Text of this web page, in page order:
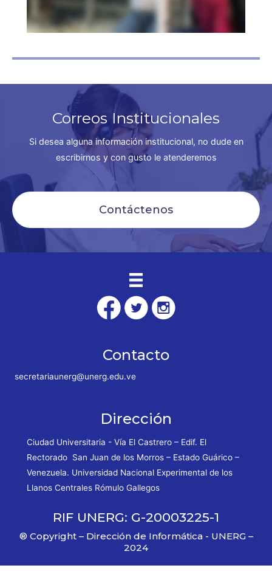
Correos Institucionales
Si desea alguna información institucional, no dude en
escribirnos y con gusto le atenderemos
Contáctenos
Contacto
secretariaunerg@unerg.edu.ve
Dirección
Ciudad Universitaria - Vía El Castrero – Edif. El
Rectorado San Juan de los Morros – Estado Guárico –
Venezuela. Universidad Nacional Experimental de los
Llanos Centrales Rómulo Gallegos
RIF UNERG: G-20003225-1
® Copyright – Dirección de Informática - UNERG –
2024